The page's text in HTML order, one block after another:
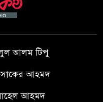
আলম টিপু
সাকের আহমদ
আহমদ